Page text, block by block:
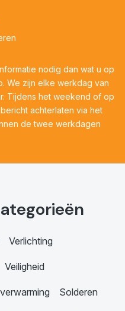
nodig dan wat u op
We zijn elke werkdag van
Tijdens het weekend of op
achterlaten via het
de twee werkdagen
Verlichting
Veiligheid
Solderen